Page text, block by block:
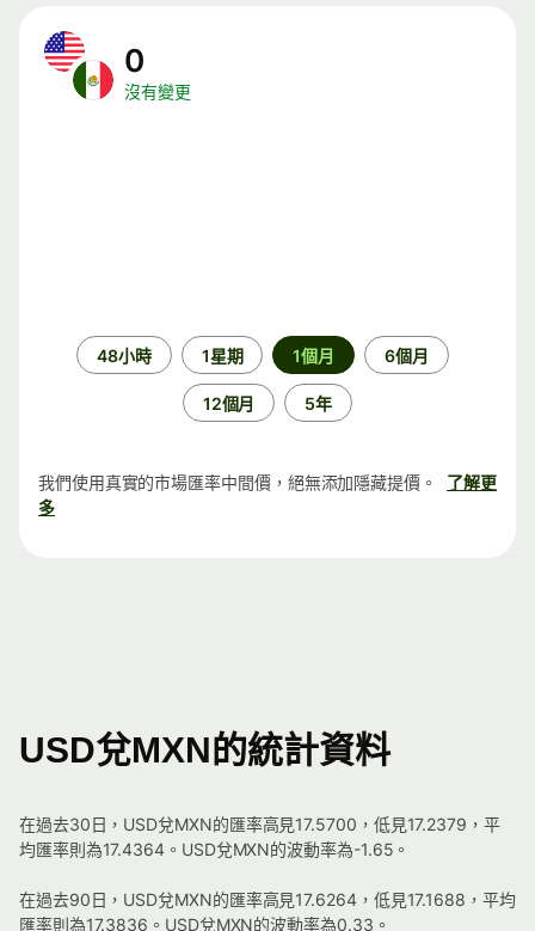
0
沒有變更
48小時 1星期 1個月 6個月
12個月 5年
我們使用真實的市場匯率中間價，絕無添加隱藏提價。
了解更
多
USD兌MXN的統計資料
在過去30日，USD兌MXN的匯率高見17.5700，低見17.2379，平
均匯率則為17.4364。USD兌MXN的波動率為-1.65。
在過去90日，USD兌MXN的匯率高見17.6264，低見17.1688，平均
匯率則為17.3836。USD兌MXN的波動率為0.33。